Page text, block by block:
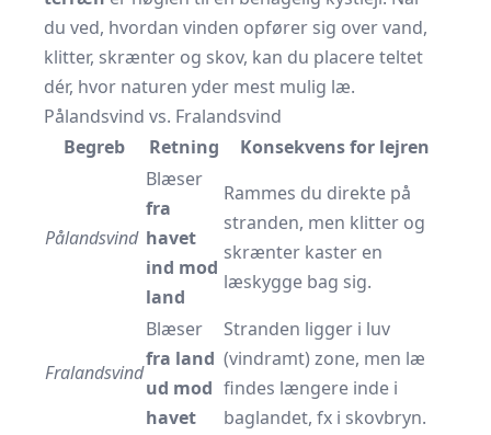
du ved, hvordan vinden opfører sig over vand,
klitter, skrænter og skov, kan du placere teltet
dér, hvor naturen yder mest mulig læ.
Pålandsvind vs. Fralandsvind
Begreb
Retning Konsekvens for lejren
Pålandsvind
Blæser
fra
havet
ind mod
land
Rammes du direkte på
stranden, men klitter og
skrænter kaster en
læskygge bag sig.
Fralandsvind
Blæser
fra land
ud mod
havet
Stranden ligger i luv
(vindramt) zone, men læ
findes længere inde i
baglandet, fx i skovbryn.